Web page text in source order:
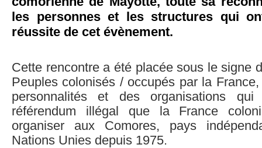
les personnes et les structures qui
réussite de cet évènement.
Cette rencontre a été placée sous le signe
Peuples colonisés / occupés par la
personnalités et des organisations
référendum illégal que la France
organiser aux Comores, pays
Nations Unies depuis 1975.